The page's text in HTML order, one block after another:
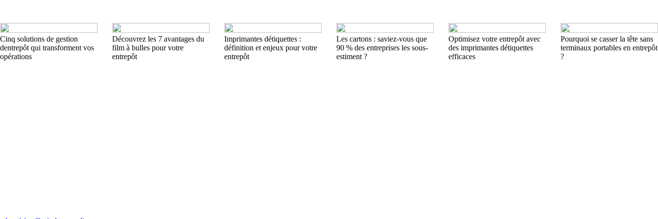
Cinq solutions de gestion
dentrepôt qui transforment vos
opérations
Découvrez les 7 avantages du
film à bulles pour votre
entrepôt
Imprimantes détiquettes :
définition et enjeux pour votre
entrepôt
Les cartons : saviez-vous que
90 % des entreprises les sous-
estiment ?
Optimisez votre entrepôt avec
des imprimantes détiquettes
efficaces
Pourquoi se casser la tête sans
terminaux portables en entrepôt
?